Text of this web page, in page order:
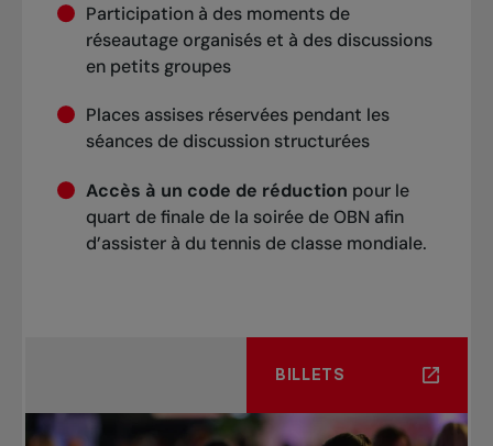
Participation à des moments de
réseautage organisés et à des discussions
en petits groupes
Places assises réservées pendant les
séances de discussion structurées
Accès à un code de réduction pour le
quart de finale de la soirée de OBN afin
d’assister à du tennis de classe mondiale.
BILLETS